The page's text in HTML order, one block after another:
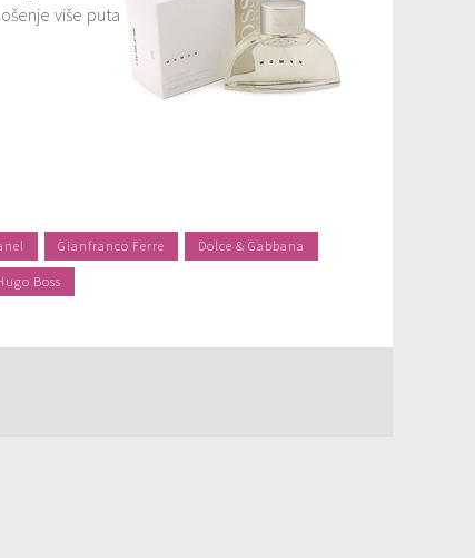
više puta
Gianfranco Ferre Dolce & Gabbana
Boss